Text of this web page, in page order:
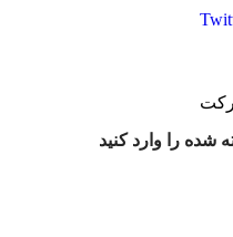
شده را وارد کنید